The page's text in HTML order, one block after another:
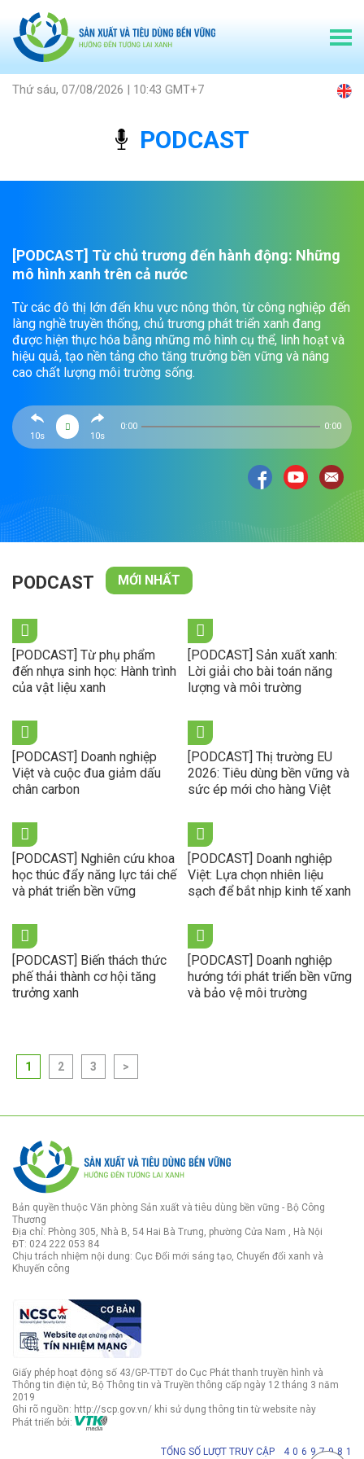
Thứ sáu, 07/08/2026 | 10:43 GMT+7
PODCAST
[PODCAST] Từ chủ trương đến hành động: Những
mô hình xanh trên cả nước
Từ các đô thị lớn đến khu vực nông thôn, từ công nghiệp đến
làng nghề truyền thống, chủ trương phát triển xanh đang
được hiện thực hóa bằng những mô hình cụ thể, linh hoạt và
hiệu quả, tạo nền tảng cho tăng trưởng bền vững và nâng
cao chất lượng môi trường sống.
10s 10s
0:00 0:00
PODCAST MỚI NHẤT
[PODCAST] Từ phụ phẩm
đến nhựa sinh học: Hành trình
của vật liệu xanh
[PODCAST] Sản xuất xanh:
Lời giải cho bài toán năng
lượng và môi trường
[PODCAST] Doanh nghiệp
Việt và cuộc đua giảm dấu
chân carbon
[PODCAST] Thị trường EU
2026: Tiêu dùng bền vững và
sức ép mới cho hàng Việt
[PODCAST] Nghiên cứu khoa
học thúc đẩy năng lực tái chế
và phát triển bền vững
[PODCAST] Doanh nghiệp
Việt: Lựa chọn nhiên liệu
sạch để bắt nhịp kinh tế xanh
[PODCAST] Biến thách thức
phế thải thành cơ hội tăng
trưởng xanh
[PODCAST] Doanh nghiệp
hướng tới phát triển bền vững
và bảo vệ môi trường
1 2 3 >
Bản quyền thuộc Văn phòng Sản xuất và tiêu dùng bền vững - Bộ Công
Thương
Địa chỉ: Phòng 305, Nhà B, 54 Hai Bà Trưng, phường Cửa Nam , Hà Nội
ĐT: 024 222 053 84
Chịu trách nhiệm nội dung: Cục Đổi mới sáng tạo, Chuyển đổi xanh và
Khuyến công
Giấy phép hoạt động số 43/GP-TTĐT do Cục Phát thanh truyền hình và
Thông tin điện tử, Bộ Thông tin và Truyền thông cấp ngày 12 tháng 3 năm
2019
Ghi rõ nguồn: http://scp.gov.vn/ khi sử dụng thông tin từ website này
Phát triển bởi:
TỔNG SỐ LƯỢT TRUY CẬP 4 0 6 9 7 9 8 1